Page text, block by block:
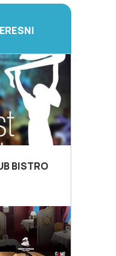
BISTRO